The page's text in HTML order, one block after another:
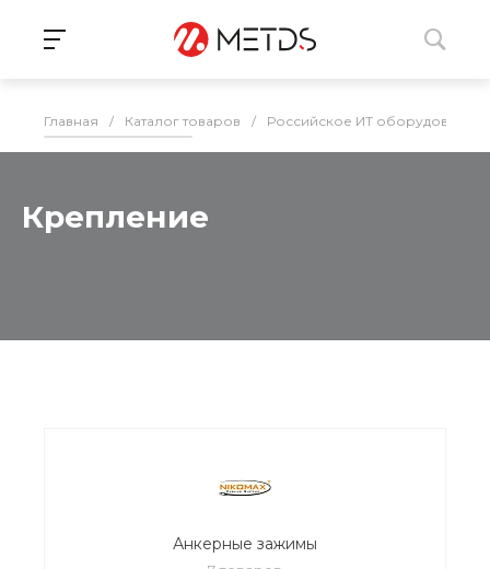
Главная / Каталог товаров / Российское ИТ оборудование
Крепление
Анкерные зажимы